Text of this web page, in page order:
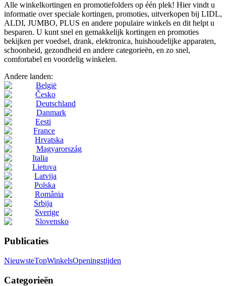
Alle winkelkortingen en promotiefolders op één plek! Hier vindt u
informatie over speciale kortingen, promoties, uitverkopen bij LIDL,
ALDI, JUMBO, PLUS en andere populaire winkels en dit helpt u
besparen. U kunt snel en gemakkelijk kortingen en promoties
bekijken per voedsel, drank, elektronica, huishoudelijke apparaten,
schoonheid, gezondheid en andere categorieën, en zo snel,
comfortabel en voordelig winkelen.
Andere landen:
België
Česko
Deutschland
Danmark
Eesti
France
Hrvatska
Magyarország
Italia
Lietuva
Latvija
Polska
România
Srbija
Sverige
Slovensko
Publicaties
NieuwsteTopWinkelsOpeningstijden
Categorieën